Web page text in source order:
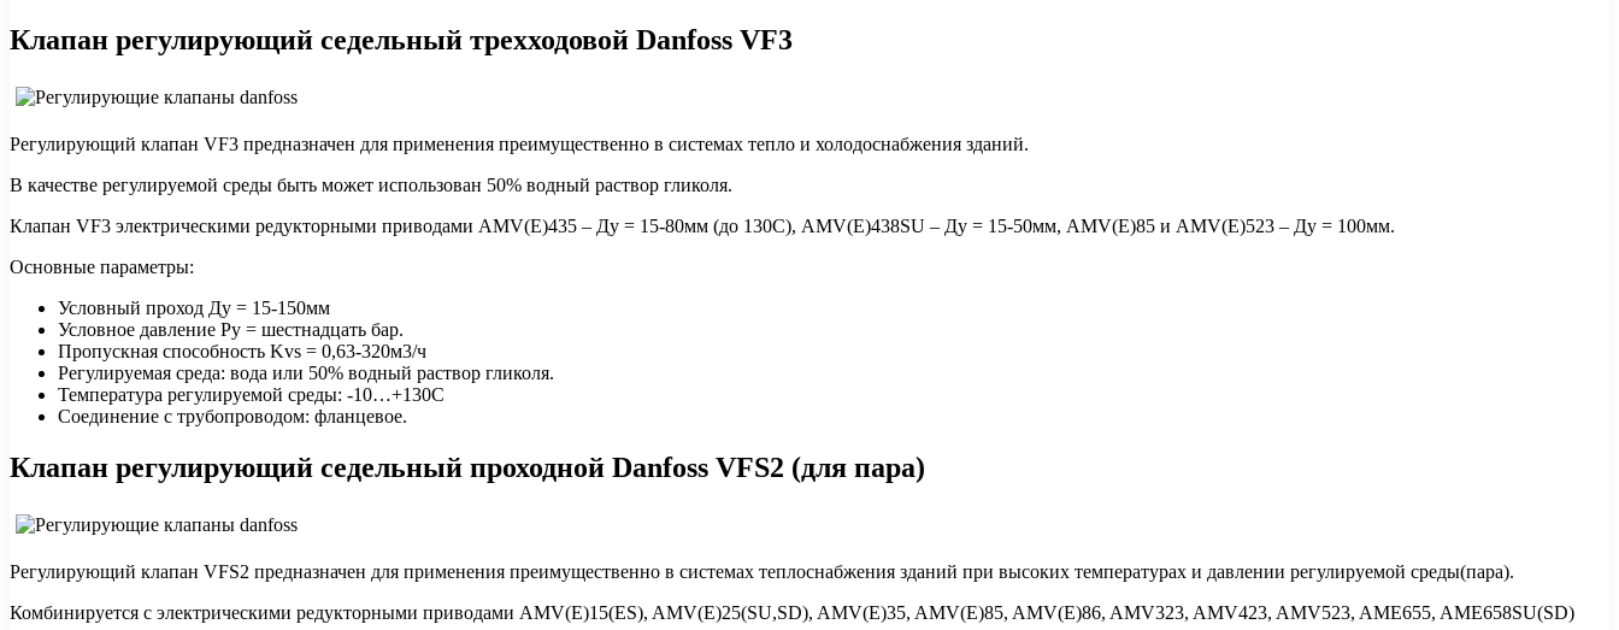
Клапан регулирующий седельный трехходовой Danfoss VF3
Регулирующий клапан VF3 предназначен для применения преимущественно в системах тепло и холодоснабжения зданий.
В качестве регулируемой среды быть может использован 50% водный раствор гликоля.
Клапан VF3 электрическими редукторными приводами AMV(E)435 – Ду = 15-80мм (до 130С), AMV(E)438SU – Ду = 15-50мм, AMV(E)85 и AMV(E)523 – Ду = 100мм.
Основные параметры:
Условный проход Ду = 15-150мм
Условное давление Ру = шестнадцать бар.
Пропускная способность Kvs = 0,63-320м3/ч
Регулируемая среда: вода или 50% водный раствор гликоля.
Температура регулируемой среды: -10…+130С
Соединение с трубопроводом: фланцевое.
Клапан регулирующий седельный проходной Danfoss VFS2 (для пара)
Регулирующий клапан VFS2 предназначен для применения преимущественно в системах теплоснабжения зданий при высоких температурах и давлении регулируемой среды(пара).
Комбинируется с электрическими редукторными приводами AMV(E)15(ES), AMV(E)25(SU,SD), AMV(E)35, AMV(E)85, AMV(E)86, AMV323, AMV423, AMV523, AME655, AMЕ658SU(SD)